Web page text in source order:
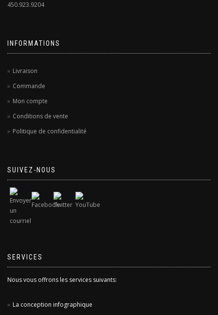
450.923.9204
INFORMATIONS
Livraison
Commande
Mon compte
Conditions de vente
Politique de confidentialité
SUIVEZ-NOUS
SERVICES
Nous vous offrons les services suivants:
La conception infographique